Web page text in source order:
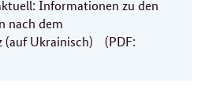
Informationen zu den
nach dem
(auf Ukrainisch)
(PDF: